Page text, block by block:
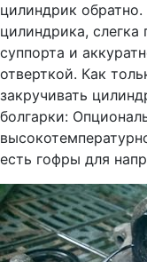
цилиндрик
цилиндрика,
суппорта и
отверткой. Как
закручивать
болгарки:
есть гофры для